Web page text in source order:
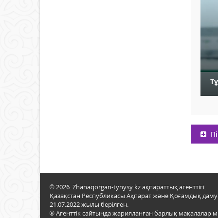
© 2026. Zhanaqorgan-tynysy.kz ақпараттық агенттігі.
Қазақстан Республикасы Ақпарат және Қоғамдық даму
21.07.2022 жылы берілген.
® Агенттік сайтында жарияланған барлық